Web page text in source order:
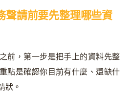
聲請前要先整理哪些資
前，第一步是把手上的資料先整
點是確認你目前有什麼、還缺什
狀。